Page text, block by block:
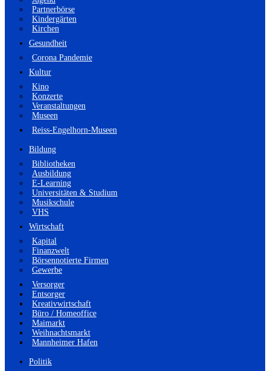
Partnerbörse
Kindergärten
Kirchen
Gesundheit
Corona Pandemie
Kultur
Kino
Konzerte
Veranstaltungen
Museen
Reiss-Engelhorn-Museen
Bildung
Bibliotheken
Ausbildung
E-Learning
Universitäten & Studium
Musikschule
VHS
Wirtschaft
Kapital
Finanzwelt
Börsennotierte Firmen
Gewerbe
Versorger
Entsorger
Kreativwirtschaft
Büro / Homeoffice
Maimarkt
Weihnachtsmarkt
Mannheimer Hafen
Politik